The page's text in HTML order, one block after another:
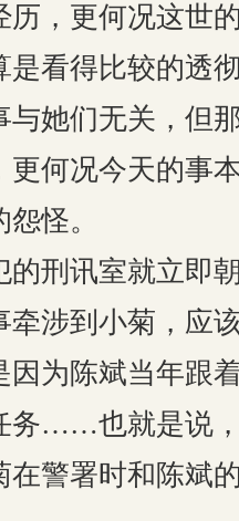
，更何况这世
看得比较的透
她们无关，但
何况今天的事
怪。
刑讯室就立即
涉到小菊，应
为陈斌当年跟
务……也就是说
警署时和陈斌